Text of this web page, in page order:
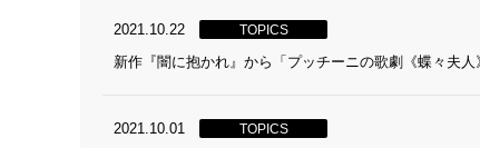
2021.10.22 TOPICS
新作『闇に抱かれ』から「プッチーニの歌劇《蝶々夫
2021.10.01 TOPICS